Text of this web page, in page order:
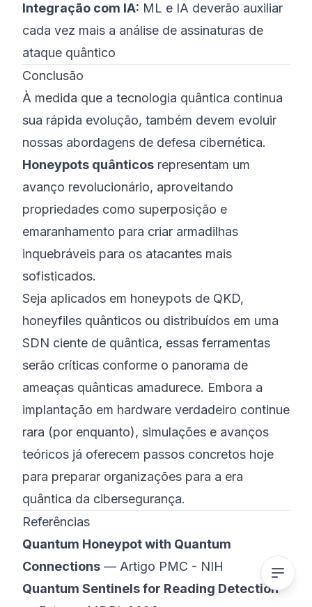
Integração com IA: ML e IA deverão auxiliar
cada vez mais a análise de assinaturas de
ataque quântico
Conclusão
À medida que a tecnologia quântica continua
sua rápida evolução, também devem evoluir
nossas abordagens de defesa cibernética.
Honeypots quânticos representam um
avanço revolucionário, aproveitando
propriedades como superposição e
emaranhamento para criar armadilhas
inquebráveis para os atacantes mais
sofisticados.
Seja aplicados em honeypots de QKD,
honeyfiles quânticos ou distribuídos em uma
SDN ciente de quântica, essas ferramentas
serão críticas conforme o panorama de
ameaças quânticas amadurece. Embora a
implantação em hardware verdadeiro continue
rara (por enquanto), simulações e avanços
teóricos já oferecem passos concretos hoje
para preparar organizações para a era
quântica da cibersegurança.
Referências
Quantum Honeypot with Quantum
Connections — Artigo PMC - NIH
Quantum Sentinels for Reading Detection